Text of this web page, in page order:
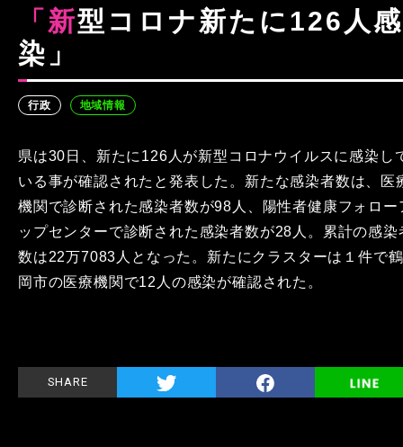
「新型コロナ新たに126人感
染」
行政 地域情報
県は30日、新たに126人が新型コロナウイルスに感染し
いる事が確認されたと発表した。新たな感染者数は、医
機関で診断された感染者数が98人、陽性者健康フォロー
ップセンターで診断された感染者数が28人。累計の感染
数は22万7083人となった。新たにクラスターは１件で鶴
岡市の医療機関で12人の感染が確認された。
SHARE